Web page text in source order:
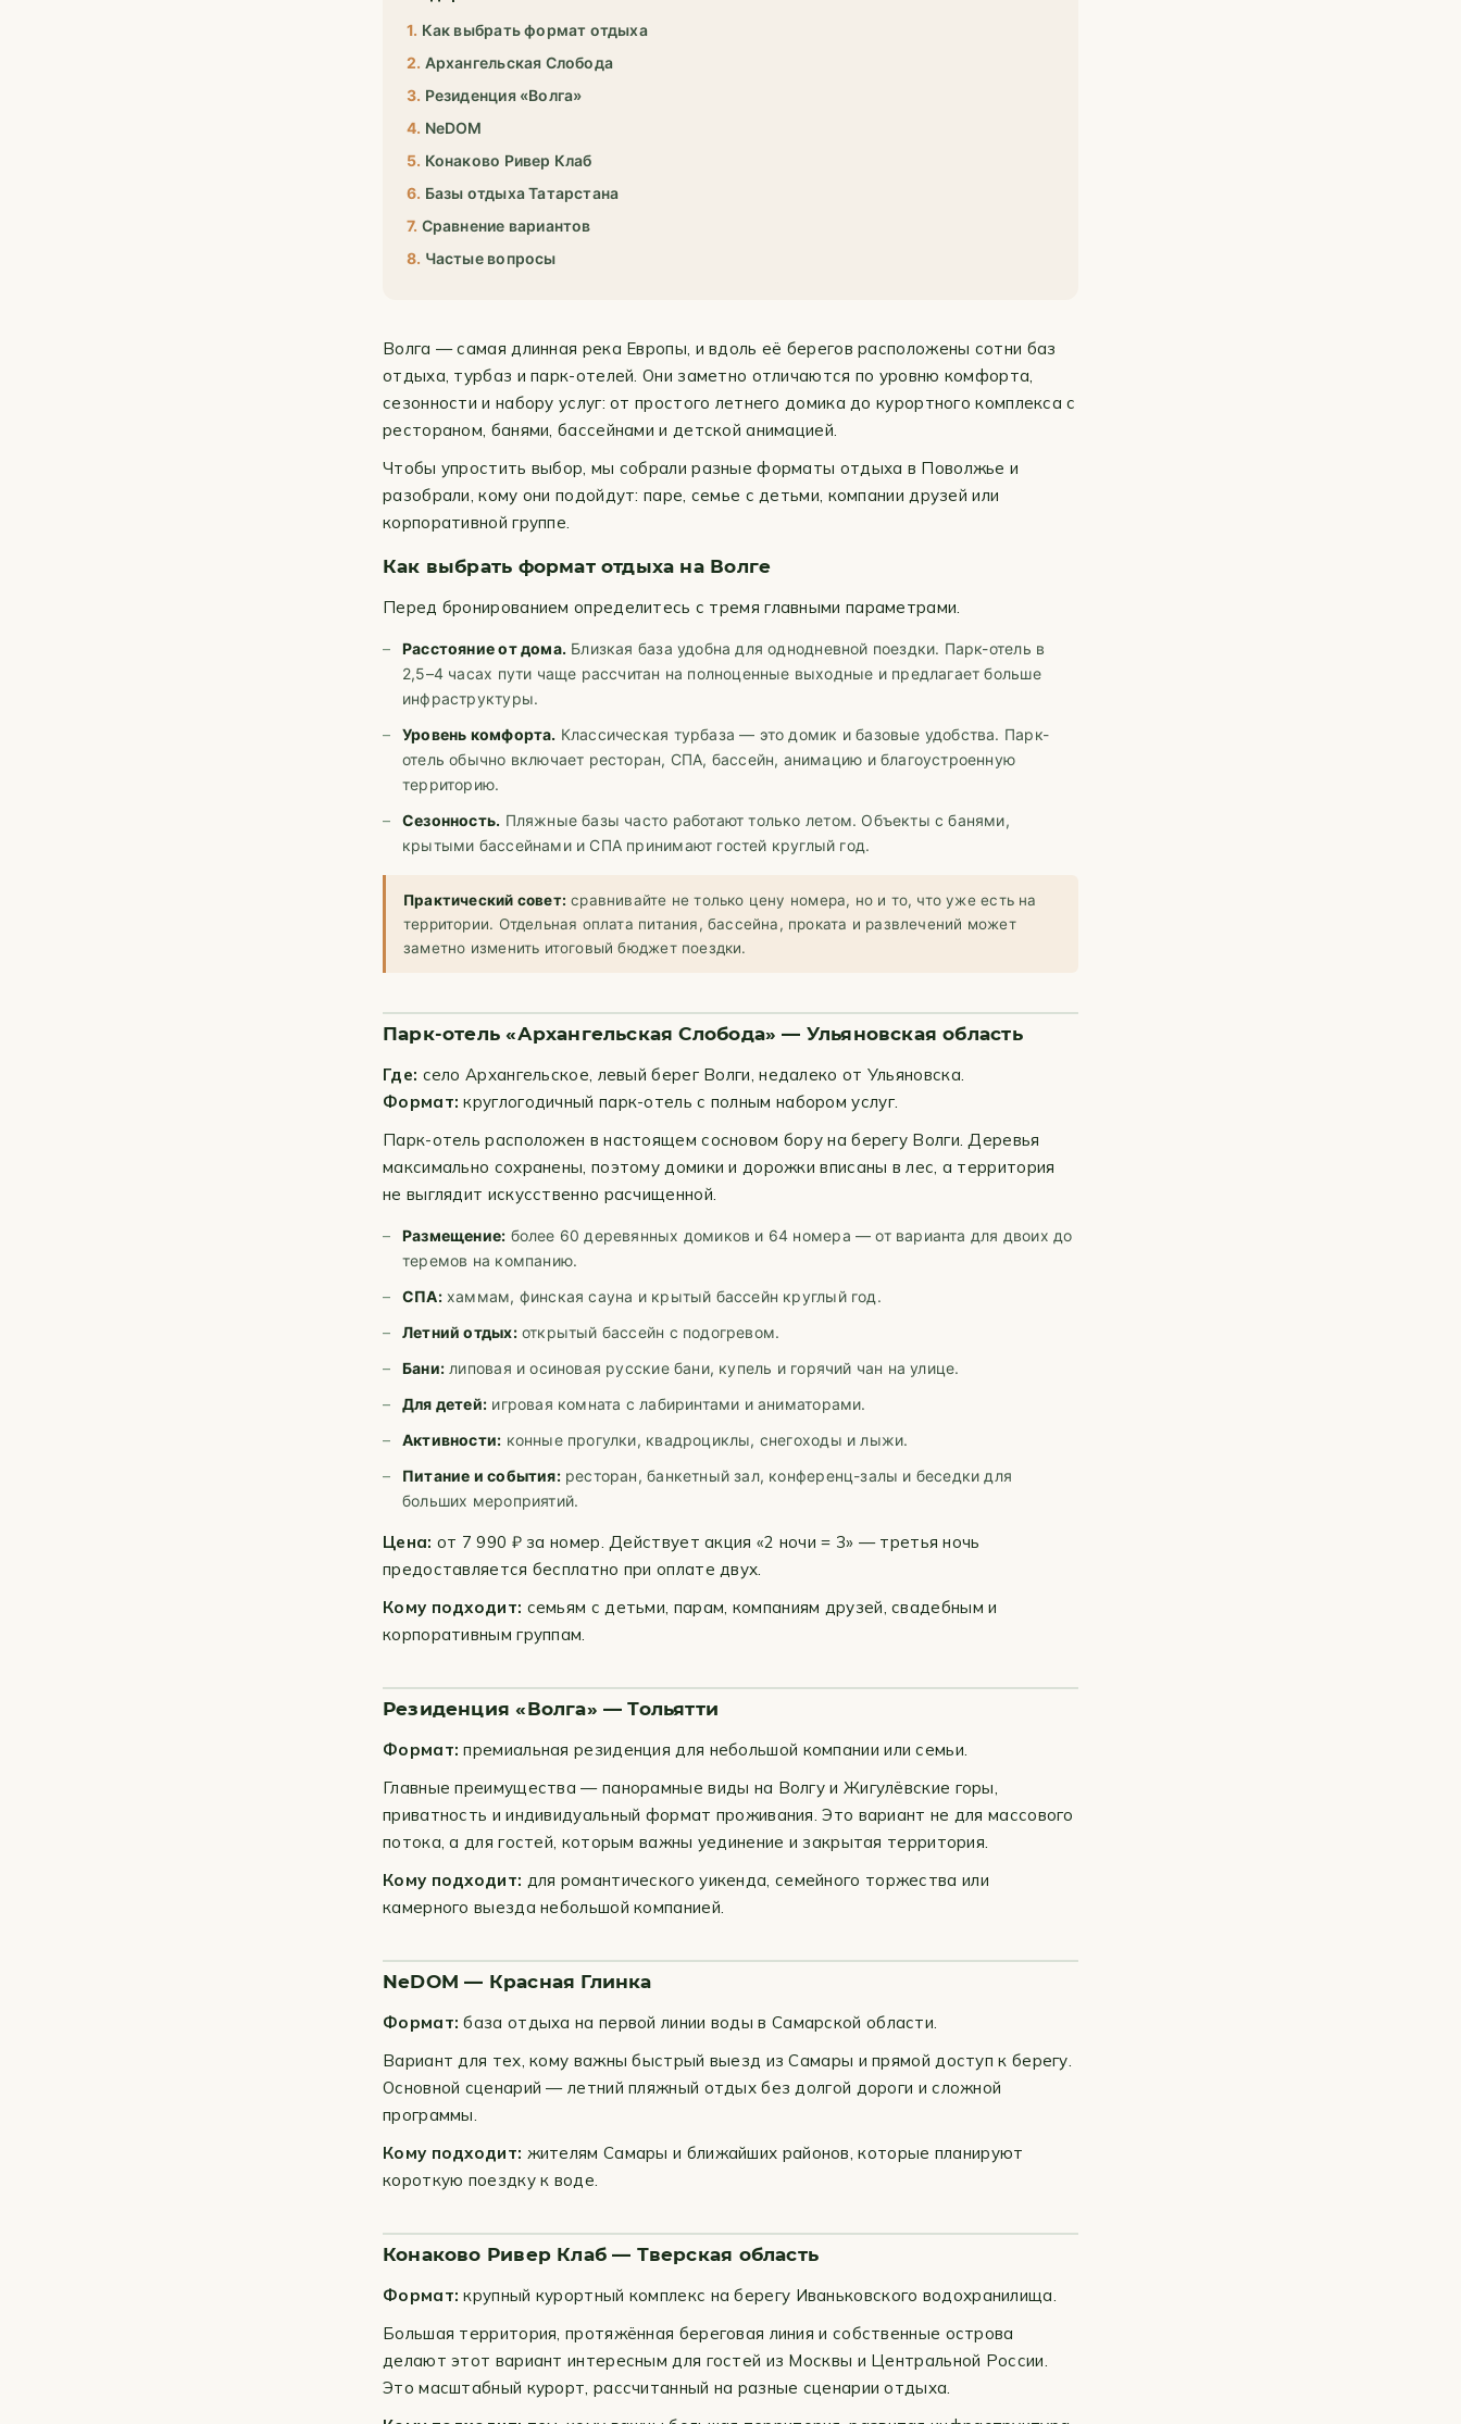
Как выбрать формат отдыха
Архангельская Слобода
Резиденция «Волга»
NeDOM
Конаково Ривер Клаб
Базы отдыха Татарстана
Сравнение вариантов
Частые вопросы
Волга — самая длинная река Европы, и вдоль её берегов расположены сотни баз
отдыха, турбаз и парк-отелей. Они заметно отличаются по уровню комфорта,
сезонности и набору услуг: от простого летнего домика до курортного комплекса с
рестораном, банями, бассейнами и детской анимацией.
Чтобы упростить выбор, мы собрали разные форматы отдыха в Поволжье и
разобрали, кому они подойдут: паре, семье с детьми, компании друзей или
корпоративной группе.
Как выбрать формат отдыха на Волге
Перед бронированием определитесь с тремя главными параметрами.
Расстояние от дома. Близкая база удобна для однодневной поездки. Парк-отель в
2,5–4 часах пути чаще рассчитан на полноценные выходные и предлагает больше
инфраструктуры.
Уровень комфорта. Классическая турбаза — это домик и базовые удобства. Парк-
отель обычно включает ресторан, СПА, бассейн, анимацию и благоустроенную
территорию.
Сезонность. Пляжные базы часто работают только летом. Объекты с банями,
крытыми бассейнами и СПА принимают гостей круглый год.
Практический совет: сравнивайте не только цену номера, но и то, что уже есть на
территории. Отдельная оплата питания, бассейна, проката и развлечений может
заметно изменить итоговый бюджет поездки.
Парк-отель «Архангельская Слобода» — Ульяновская область
Где: село Архангельское, левый берег Волги, недалеко от Ульяновска.
Формат: круглогодичный парк-отель с полным набором услуг.
Парк-отель расположен в настоящем сосновом бору на берегу Волги. Деревья
максимально сохранены, поэтому домики и дорожки вписаны в лес, а территория
не выглядит искусственно расчищенной.
Размещение: более 60 деревянных домиков и 64 номера — от варианта для двоих до
теремов на компанию.
СПА:хаммам, финская сауна и крытый бассейн круглый год.
Летний отдых:открытый бассейн с подогревом.
Бани: липовая и осиновая русские бани, купель и горячий чан на улице.
Для детей: игровая комната с лабиринтами и аниматорами.
Активности: конные прогулки, квадроциклы, снегоходы и лыжи.
Питание и события:ресторан, банкетный зал, конференц-залы и беседки для
больших мероприятий.
Цена: от 7 990 ₽ за номер. Действует акция «2 ночи = 3» — третья ночь
предоставляется бесплатно при оплате двух.
Кому подходит: семьям с детьми, парам, компаниям друзей, свадебным и
корпоративным группам.
Резиденция «Волга» — Тольятти
Формат: премиальная резиденция для небольшой компании или семьи.
Главные преимущества — панорамные виды на Волгу и Жигулёвские горы,
приватность и индивидуальный формат проживания. Это вариант не для массового
потока, а для гостей, которым важны уединение и закрытая территория.
Кому подходит: для романтического уикенда, семейного торжества или
камерного выезда небольшой компанией.
NeDOM — Красная Глинка
Формат: база отдыха на первой линии воды в Самарской области.
Вариант для тех, кому важны быстрый выезд из Самары и прямой доступ к берегу.
Основной сценарий — летний пляжный отдых без долгой дороги и сложной
программы.
Кому подходит: жителям Самары и ближайших районов, которые планируют
короткую поездку к воде.
Конаково Ривер Клаб — Тверская область
Формат: крупный курортный комплекс на берегу Иваньковского водохранилища.
Большая территория, протяжённая береговая линия и собственные острова
делают этот вариант интересным для гостей из Москвы и Центральной России.
Это масштабный курорт, рассчитанный на разные сценарии отдыха.